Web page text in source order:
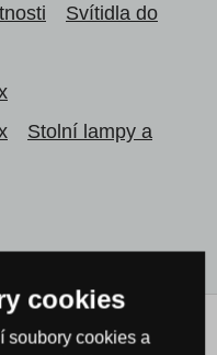
Svítidla do
Stolní lampy a
cookies
soubory cookies a